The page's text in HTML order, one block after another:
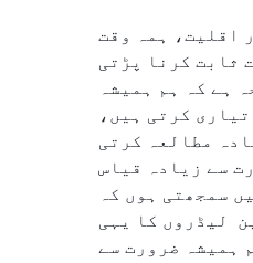
اقلیت، ہمہ وقت
ثابت کرنا پڑتی
ہے کہ ہم ہمیشہ
کرتی ہیں،
مطالعہ کرتی
سے زیادہ قیاس
سمجھتی ہوں کہ
لیڈروں کا یہی
ہمیشہ ضرورت سے